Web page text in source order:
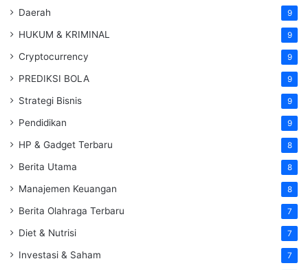
Daerah 9
HUKUM & KRIMINAL 9
Cryptocurrency 9
PREDIKSI BOLA 9
Strategi Bisnis 9
Pendidikan 9
HP & Gadget Terbaru 8
Berita Utama 8
Manajemen Keuangan 8
Berita Olahraga Terbaru 7
Diet & Nutrisi 7
Investasi & Saham 7